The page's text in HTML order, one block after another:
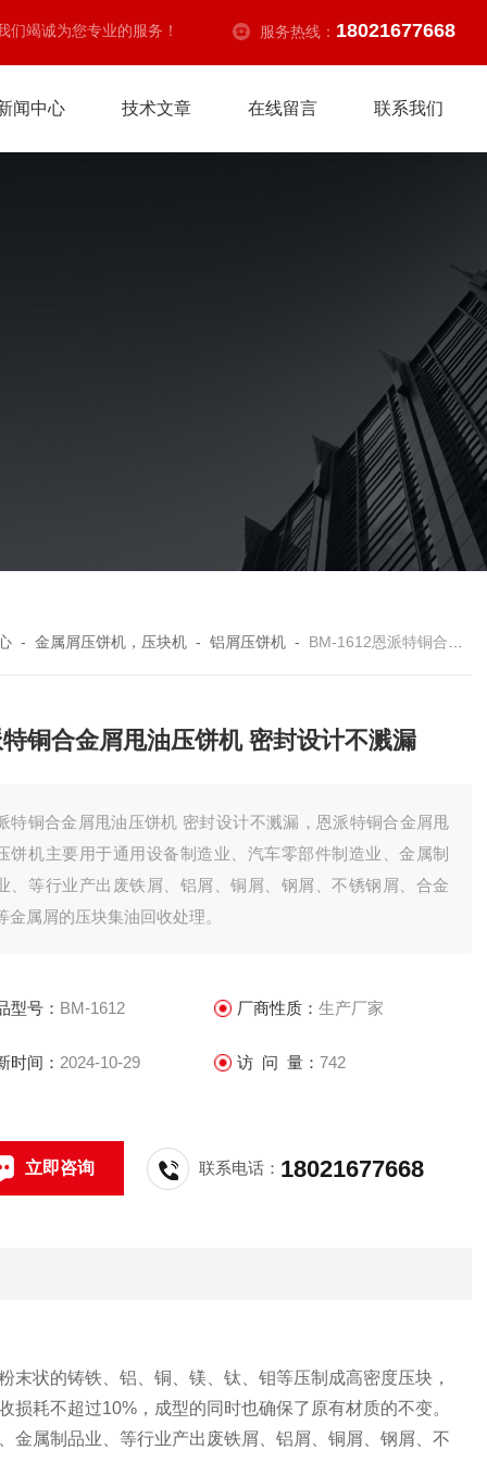
们竭诚为您专业的服务！ 服务热线： 18021677668
闻中心 技术文章 在线留言 联系我们
-金属屑压饼机，压块机 -铝屑压饼机 - BM-1612恩派特铜合金屑甩油压饼机 密封设计不溅漏
铜合金屑甩油压饼机 密封设计不溅漏
特铜合金屑甩油压饼机 密封设计不溅漏，恩派特铜合金屑甩
饼机主要用于通用设备制造业、汽车零部件制造业、金属制
、等行业产出废铁屑、铝屑、铜屑、钢屑、不锈钢屑、合金
金属屑的压块集油回收处理。
型号： BM-1612 厂商性质： 生产厂家
时间： 2024-10-29 访 问 量： 742
立即咨询 联系电话： 18021677668
状的铸铁、铝、铜、镁、钛、钼等压制成高密度压块，
耗不超过10%，成型的同时也确保了原有材质的不变。
金属制品业、等行业产出废铁屑、铝屑、铜屑、钢屑、不